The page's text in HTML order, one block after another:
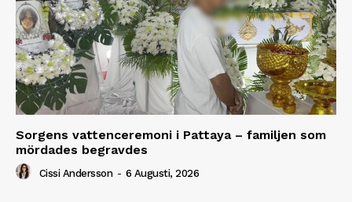
Sorgens vattenceremoni i Pattaya – familjen som
mördades begravdes
Cissi Andersson - 6 Augusti, 2026